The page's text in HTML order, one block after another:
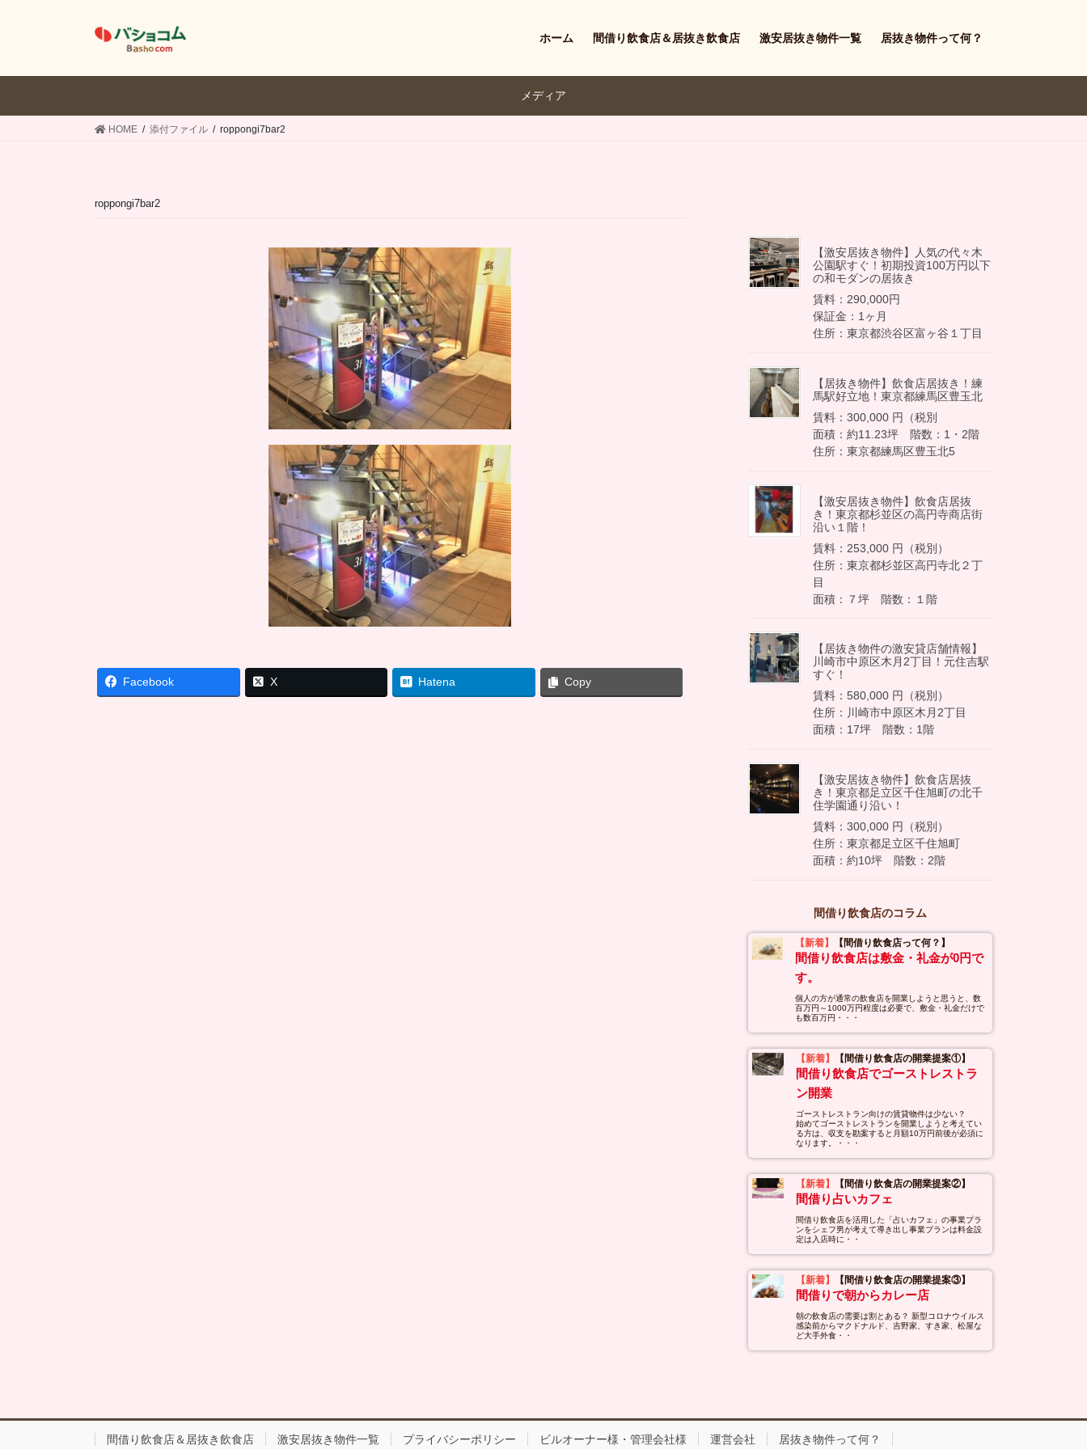
ホーム 間借り飲食店＆居抜き飲食店 激安居抜き物件一覧 居抜き物件って何？
メディア
HOME 添付ファイル roppongi7bar2
roppongi7bar2
Facebook X Hatena Copy
【激安居抜き物件】人気の代々木
公園駅すぐ！初期投資100万円以下
の和モダンの居抜き
賃料：290,000円
保証金：1ヶ月
住所：東京都渋谷区富ヶ谷１丁目
【居抜き物件】飲食店居抜き！練
馬駅好立地！東京都練馬区豊玉北
賃料：300,000 円（税別
面積：約11.23坪 階数：1・2階
住所：東京都練馬区豊玉北5
【激安居抜き物件】飲食店居抜
き！東京都杉並区の高円寺商店街
沿い１階！
賃料：253,000 円（税別）
住所：東京都杉並区高円寺北２丁
目
面積：７坪 階数：１階
【居抜き物件の激安貸店舗情報】
川崎市中原区木月2丁目！元住吉駅
すぐ！
賃料：580,000 円（税別）
住所：川崎市中原区木月2丁目
面積：17坪 階数：1階
【激安居抜き物件】飲食店居抜
き！東京都足立区千住旭町の北千
住学園通り沿い！
賃料：300,000 円（税別）
住所：東京都足立区千住旭町
面積：約10坪 階数：2階
間借り飲食店のコラム
【新着】 【間借り飲食店って何？】
間借り飲食店は敷金・礼金が0円で
す。
個人の方が通常の飲食店を開業しようと思うと、数
百万円～1000万円程度は必要で、敷金・礼金だけで
も数百万円・・・
【新着】 【間借り飲食店の開業提案①】
間借り飲食店でゴーストレストラ
ン開業
ゴーストレストラン向けの賃貸物件は少ない？
始めてゴーストレストランを開業しようと考えてい
る方は、収支を勘案すると月額10万円前後が必須に
なります。・・・
【新着】 【間借り飲食店の開業提案②】
間借り占いカフェ
間借り飲食店を活用した「占いカフェ」の事業プラ
ンをシェフ男が考えて導き出し事業プランは料金設
定は入店時に・・
【新着】 【間借り飲食店の開業提案③】
間借りで朝からカレー店
朝の飲食店の需要は割とある？ 新型コロナウイルス
感染前からマクドナルド、吉野家、すき家、松屋な
ど大手外食・・
間借り飲食店＆居抜き飲食店 激安居抜き物件一覧 プライバシーポリシー ビルオーナー様・管理会社様 運営会社 居抜き物件って何？